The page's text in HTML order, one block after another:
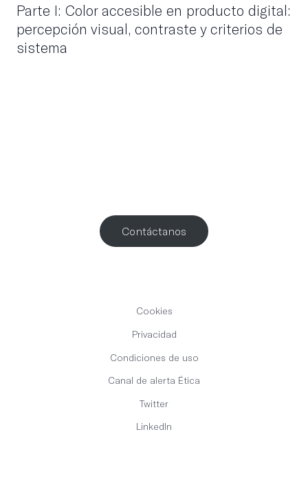
Parte I: Color accesible en producto digital:
percepción visual, contraste y criterios de
sistema
Contáctanos
Cookies
Privacidad
Condiciones de uso
Canal de alerta Ética
Twitter
LinkedIn